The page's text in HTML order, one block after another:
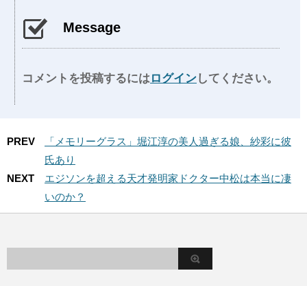
Message
コメントを投稿するにはログインしてください。
PREV
「メモリーグラス」堀江淳の美人過ぎる娘、紗彩に彼
氏あり
NEXT
エジソンを超える天才発明家ドクター中松は本当に凄
いのか？